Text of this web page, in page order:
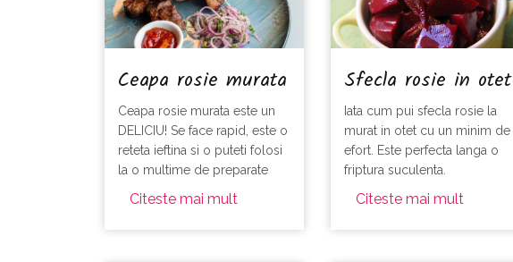
Ceapa rosie murata
Ceapa rosie murata este un
DELICIU! Se face rapid, este o
reteta ieftina si o puteti folosi
la o multime de preparate
Citeste mai mult
Sfecla rosie in otet
Iata cum pui sfecla rosie la
murat in otet cu un minim de
efort. Este perfecta langa o
friptura suculenta.
Citeste mai mult